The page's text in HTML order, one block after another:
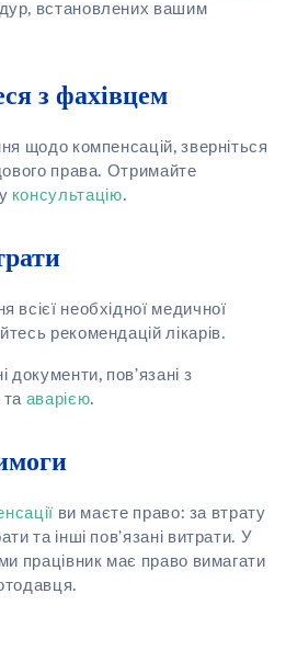
встановлених вашим
з фахівцем
щодо компенсацій, зверніться
права. Отримайте
консультацію.
всієї необхідної медичної
рекомендацій лікарів.
документи, пов’язані з
аварією.
ви маєте право: за втрату
та інші пов’язані витрати. У
працівник має право вимагати